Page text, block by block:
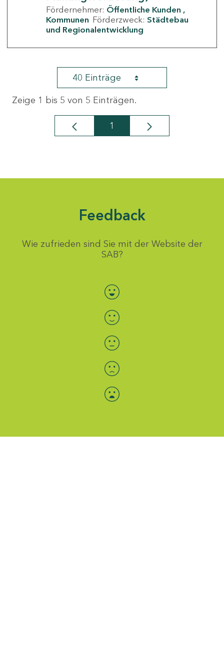
Fördernehmer: Öffentliche Kunden
Kommunen Förderzweck: Städtebau
und Regionalentwicklung
40 Einträge
Zeige 1 bis 5 von 5 Einträgen.
Seite
1
Feedback
Wie zufrieden sind Sie mit der Website der
SAB?
Bewertung auswählen